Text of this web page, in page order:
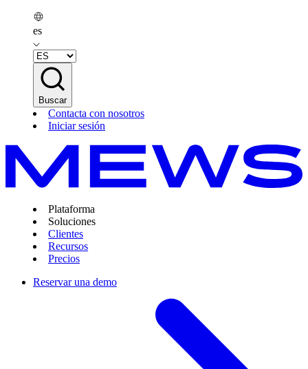
es
Buscar
Contacta con nosotros
Iniciar sesión
Plataforma
Soluciones
Clientes
Recursos
Precios
Reservar una demo